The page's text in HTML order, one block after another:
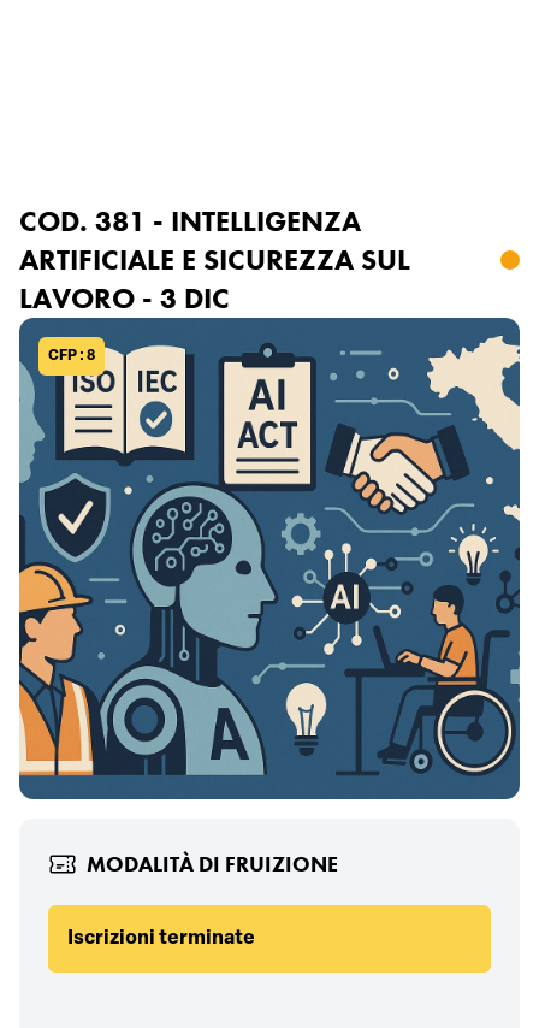
COD. 381 - INTELLIGENZA
ARTIFICIALE E SICUREZZA SUL
LAVORO - 3 DIC
CFP : 8
MODALITÀ DI FRUIZIONE
Iscrizioni terminate